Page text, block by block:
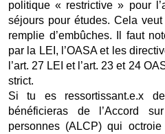
politique « restrictive » pour
séjours pour études. Cela
remplie d’embûches. Il faut
par la LEI, l’OASA et les
l’art. 27 LEI et l’art. 23 et 24
strict.
Si tu es ressortissant.e.x
bénéficieras de l’Accord
personnes (ALCP) qui octroie